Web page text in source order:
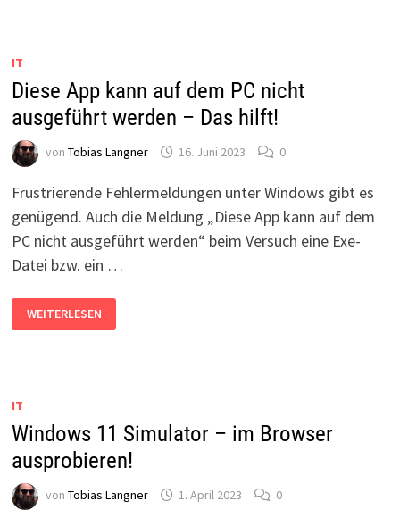
IT
Diese App kann auf dem PC nicht
ausgeführt werden – Das hilft!
von Tobias Langner 16. Juni 2023 0
Frustrierende Fehlermeldungen unter Windows gibt es
genügend. Auch die Meldung „Diese App kann auf dem
PC nicht ausgeführt werden“ beim Versuch eine Exe-
Datei bzw. ein …
DIESE
APP
KANN
DAS
HILFT!
WEITERLESEN
IT
Windows 11 Simulator – im Browser
ausprobieren!
von Tobias Langner 1. April 2023 0